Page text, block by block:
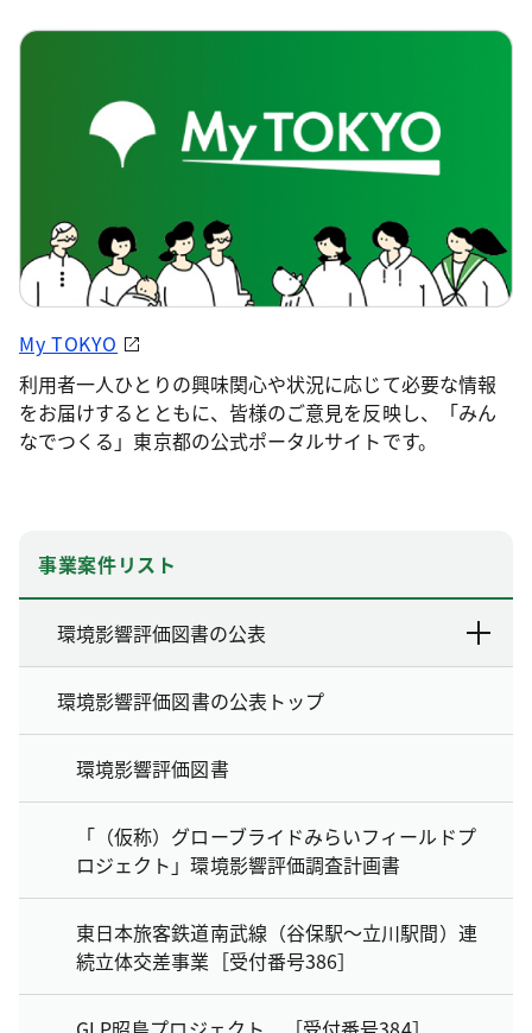
My TOKYO
利用者一人ひとりの興味関心や状況に応じて必要な情報
をお届けするとともに、皆様のご意見を反映し、「みん
なでつくる」東京都の公式ポータルサイトです。
事業案件リスト
環境影響評価図書の公表
環境影響評価図書の公表トップ
環境影響評価図書
「（仮称）グローブライドみらいフィールドプ
ロジェクト」環境影響評価調査計画書
東日本旅客鉄道南武線（谷保駅～立川駅間）連
続立体交差事業［受付番号386］